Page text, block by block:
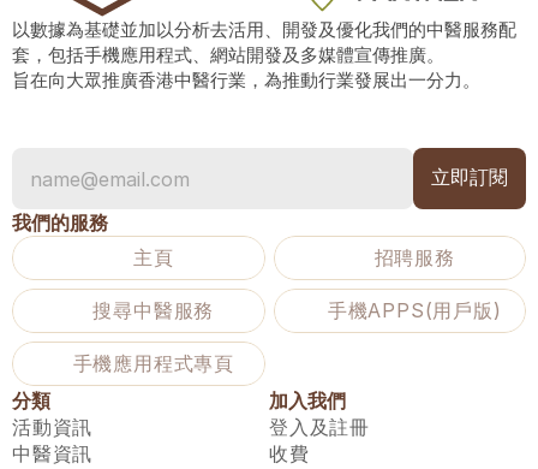
以數據為基礎並加以分析去活用、開發及優化我們的中醫服務配
套，包括手機應用程式、網站開發及多媒體宣傳推廣。
旨在向大眾推廣香港中醫行業，為推動行業發展出一分力。
我們的服務
主頁
招聘服務
搜尋中醫服務 手機APPS(用戶版)
手機應用程式專頁
分類
活動資訊
中醫資訊
加入我們
登入及註冊
收費